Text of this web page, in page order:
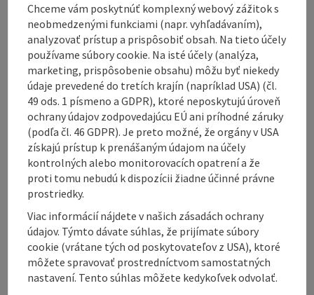
Tour and route information
Arrival
Suitability
Send inquiry
To the website
Chceme vám poskytnúť komplexný webový zážitok s
neobmedzenými funkciami (napr. vyhľadávaním),
analyzovať prístup a prispôsobiť obsah. Na tieto účely
používame súbory cookie. Na isté účely (analýza,
marketing, prispôsobenie obsahu) môžu byť niekedy
údaje prevedené do tretích krajín (napríklad USA) (čl.
49 ods. 1 písmeno a GDPR), ktoré neposkytujú úroveň
ochrany údajov zodpovedajúcu EÚ ani príhodné záruky
(podľa čl. 46 GDPR). Je preto možné, že orgány v USA
získajú prístup k prenášaným údajom na účely
kontrolných alebo monitorovacích opatrení a že
proti tomu nebudú k dispozícii žiadne účinné právne
prostriedky.
Viac informácií nájdete v našich zásadách ochrany
údajov. Týmto dávate súhlas, že prijímate súbory
cookie (vrátane tých od poskytovateľov z USA), ktoré
môžete spravovať prostredníctvom samostatných
nastavení. Tento súhlas môžete kedykoľvek odvolať.